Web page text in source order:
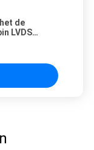
de
LVDS